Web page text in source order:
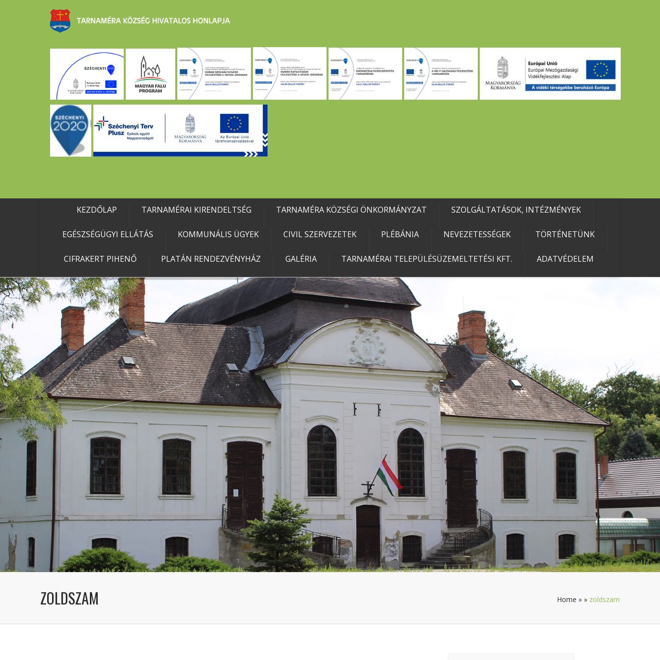
KEZDŐLAP TARNAMÉRAI KIRENDELTSÉG TARNAMÉRA KÖZSÉGI ÖNKORMÁNYZAT SZOLGÁLTATÁSOK, INTÉZMÉNYEK
EGÉSZSÉGÜGYI ELLÁTÁS KOMMUNÁLIS ÜGYEK CIVIL SZERVEZETEK PLÉBÁNIA NEVEZETESSÉGEK TÖRTÉNETÜNK
CIFRAKERT PIHENŐ PLATÁN RENDEZVÉNYHÁZ GALÉRIA TARNAMÉRAI TELEPÜLÉSÜZEMELTETÉSI KFT. ADATVÉDELEM
ZOLDSZAM Home » » zoldszam